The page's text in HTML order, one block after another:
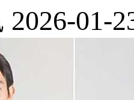
2026-01-